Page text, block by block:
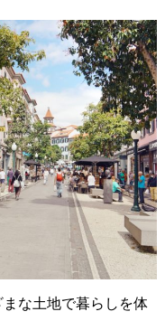
な土地で暮らしを体